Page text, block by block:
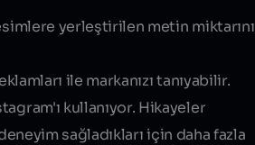
yerleştirilen metin miktarını
ile markanızı tanıyabilir.
kullanıyor. Hikayeler
sağladıkları için daha fazla